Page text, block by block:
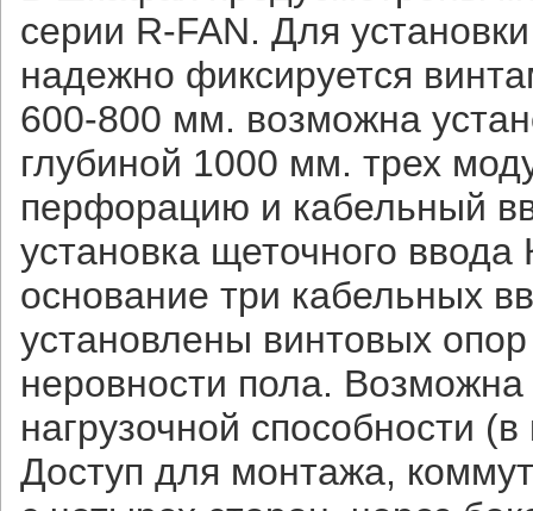
серии R-FAN. Для
надежно фиксируется
600-800 мм. возможна
глубиной 1000 мм. трех
перфорацию и кабельный
установка щеточного
основание три кабельных
установлены винтовых
неровности пола.
нагрузочной способности
Доступ для монтажа,